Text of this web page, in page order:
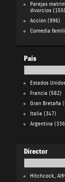
Parejas
divorcios
Acción(996)
Comedia
País
Estados
Francia (582)
Gran Bretaña
Italia (347)
Argentina
Director
Hitchcock,